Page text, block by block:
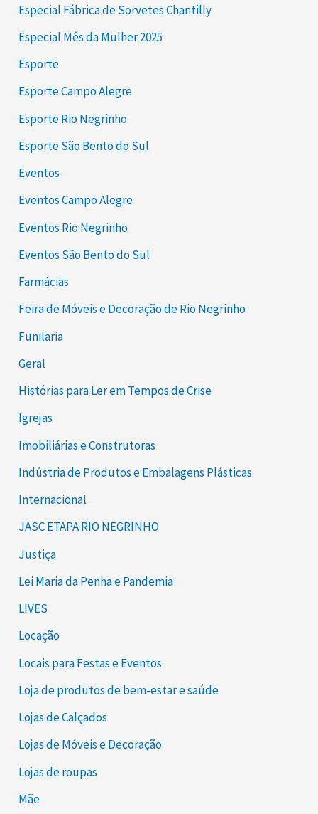
Especial Fábrica de Sorvetes Chantilly
Especial Mês da Mulher 2025
Esporte
Esporte Campo Alegre
Esporte Rio Negrinho
Esporte São Bento do Sul
Eventos
Eventos Campo Alegre
Eventos Rio Negrinho
Eventos São Bento do Sul
Farmácias
Feira de Móveis e Decoração de Rio Negrinho
Funilaria
Geral
Histórias para Ler em Tempos de Crise
Igrejas
Imobiliárias e Construtoras
Indústria de Produtos e Embalagens Plásticas
Internacional
JASC ETAPA RIO NEGRINHO
Justiça
Lei Maria da Penha e Pandemia
LIVES
Locação
Locais para Festas e Eventos
Loja de produtos de bem-estar e saúde
Lojas de Calçados
Lojas de Móveis e Decoração
Lojas de roupas
Mãe